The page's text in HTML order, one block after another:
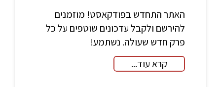
האתר התחדש בפודקאסט! מוזמנים
להירשם ולקבל עדכונים שוטפים על כל
פרק חדש שעולה. נשתמע!
קרא עוד...